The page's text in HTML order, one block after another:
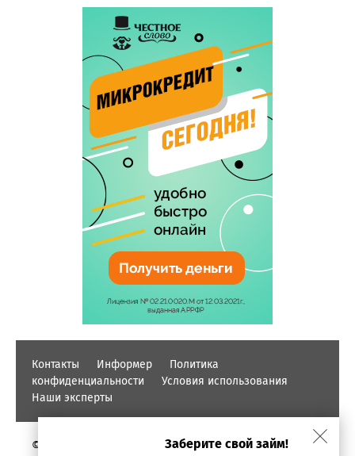
Контакты Информер
Политика
конфиденциальности
Условия использования
Наши эксперты
© PROFINZ.KZ Заберите свой займ!